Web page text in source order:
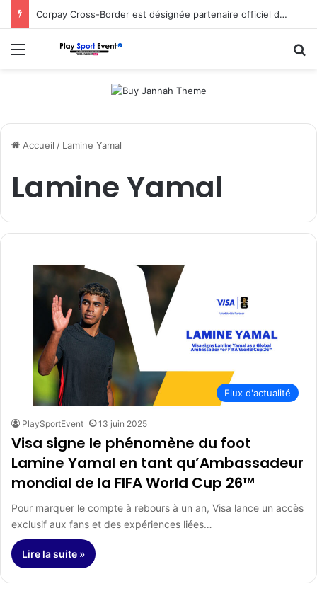
Corpay Cross-Border est désignée partenaire officiel de change d’Ultimate Sevens
Menu
Accueil / Lamine Yamal
Lamine Yamal
Flux d'actualité
PlaySportEvent 13 juin 2025
Visa signe le phénomène du foot
Lamine Yamal en tant qu’Ambassadeur
mondial de la FIFA World Cup 26™
Pour marquer le compte à rebours à un an, Visa lance un accès
exclusif aux fans et des expériences liées…
Lire la suite »